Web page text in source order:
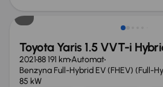
Toyota Yaris 1.5 VVT-i
202188 191 kmAutomat
Benzyna Full-Hybrid EV (FHEV) (Full-
85 kW